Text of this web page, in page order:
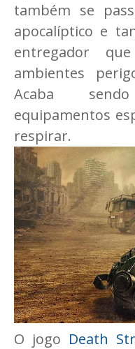
também se
apocalíptico e
entregador
ambientes
Acaba
equipamentos
respirar.
O jogo Death